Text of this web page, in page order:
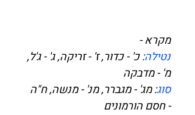
מקרא -
נטילה: כ' - כדור, ז' - זריקה, ג' - ג'ל,
מ' - מדבקה
סוג: מג' - מגברר, מנ' - מנשה, ח"ה
- חסם הורמונים